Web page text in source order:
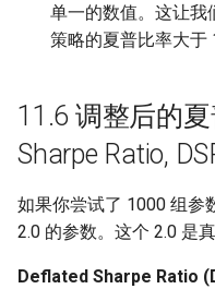
单一的数值。这让我
策略的夏普比率大于
11.6 调整后的
Sharpe Ratio,
如果你尝试了 1000 组参
2.0 的参数。这个 2.0 是
Deflated Sharpe Ratio